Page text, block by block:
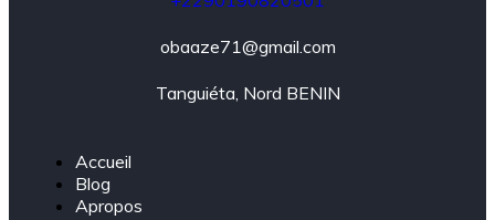
obaaze71@gmail.com
Tanguiéta, Nord BENIN
Accueil
Blog
Apropos